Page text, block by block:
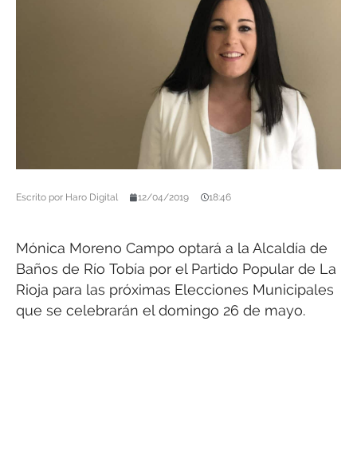
Escrito por Haro Digital 12/04/2019 18:46
Mónica Moreno Campo optará a la Alcaldía de
Baños de Río Tobía por el Partido Popular de La
Rioja para las próximas Elecciones Municipales
que se celebrarán el domingo 26 de mayo.